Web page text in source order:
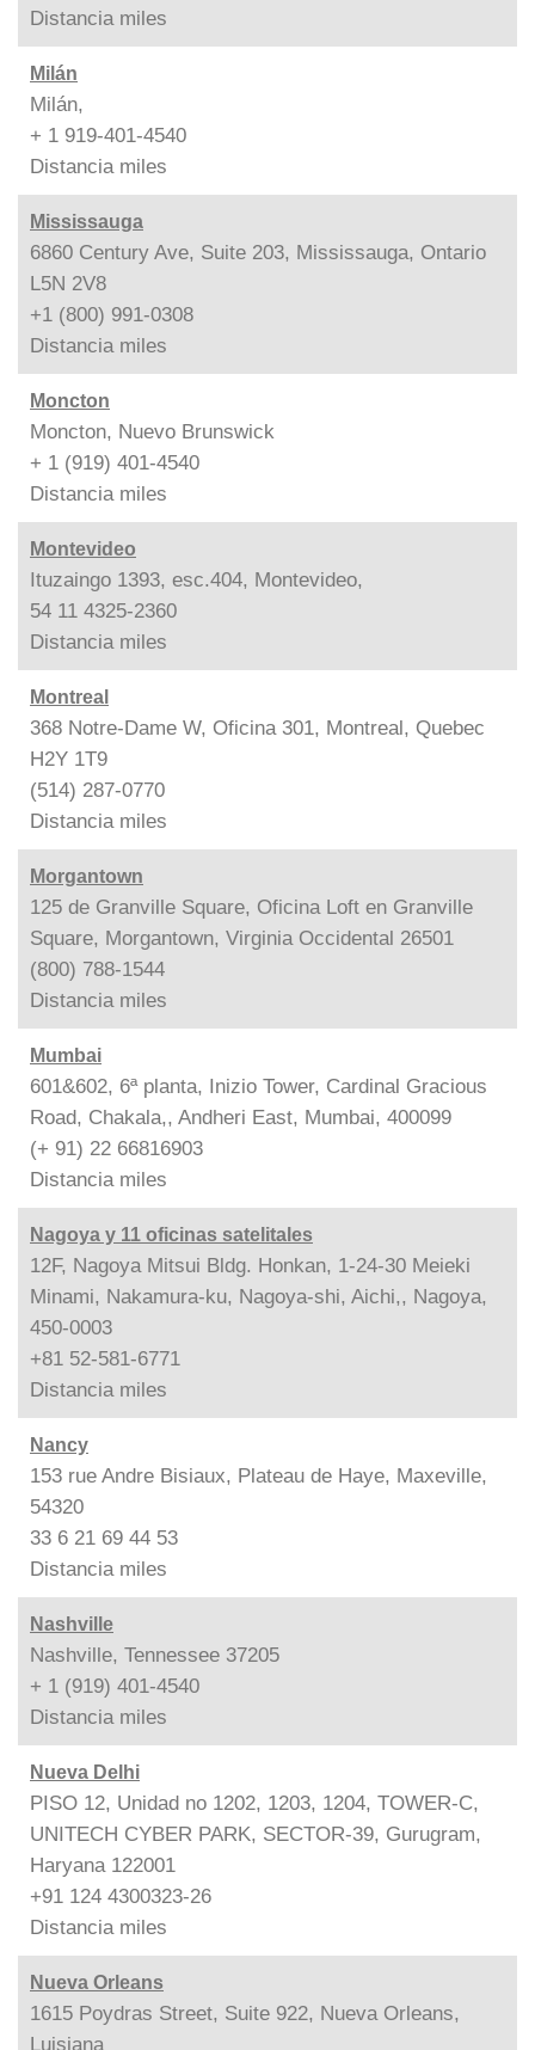
Distancia miles
Milán
Milán,
+ 1 919-401-4540
Distancia miles
Mississauga
6860 Century Ave, Suite 203, Mississauga, Ontario
L5N 2V8
+1 (800) 991-0308
Distancia miles
Moncton
Moncton, Nuevo Brunswick
+ 1 (919) 401-4540
Distancia miles
Montevideo
Ituzaingo 1393, esc.404, Montevideo,
54 11 4325-2360
Distancia miles
Montreal
368 Notre-Dame W, Oficina 301, Montreal, Quebec
H2Y 1T9
(514) 287-0770
Distancia miles
Morgantown
125 de Granville Square, Oficina Loft en Granville
Square, Morgantown, Virginia Occidental 26501
(800) 788-1544
Distancia miles
Mumbai
601&602, 6ª planta, Inizio Tower, Cardinal Gracious
Road, Chakala,, Andheri East, Mumbai, 400099
(+ 91) 22 66816903
Distancia miles
Nagoya y 11 oficinas satelitales
12F, Nagoya Mitsui Bldg. Honkan, 1-24-30 Meieki
Minami, Nakamura-ku, Nagoya-shi, Aichi,, Nagoya,
450-0003
+81 52-581-6771
Distancia miles
Nancy
153 rue Andre Bisiaux, Plateau de Haye, Maxeville,
54320
33 6 21 69 44 53
Distancia miles
Nashville
Nashville, Tennessee 37205
+ 1 (919) 401-4540
Distancia miles
Nueva Delhi
PISO 12, Unidad no 1202, 1203, 1204, TOWER-C,
UNITECH CYBER PARK, SECTOR-39, Gurugram,
Haryana 122001
+91 124 4300323-26
Distancia miles
Nueva Orleans
1615 Poydras Street, Suite 922, Nueva Orleans,
Luisiana